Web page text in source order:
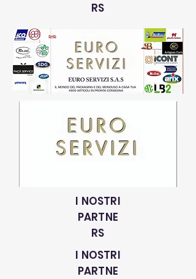
RS
I NOSTRI
PARTNE
RS
I NOSTRI
PARTNE